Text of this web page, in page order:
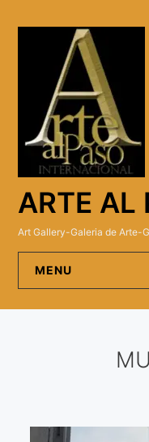
ARTE AL
Art Gallery-Galeria de Arte-
MENU
Visitas a los